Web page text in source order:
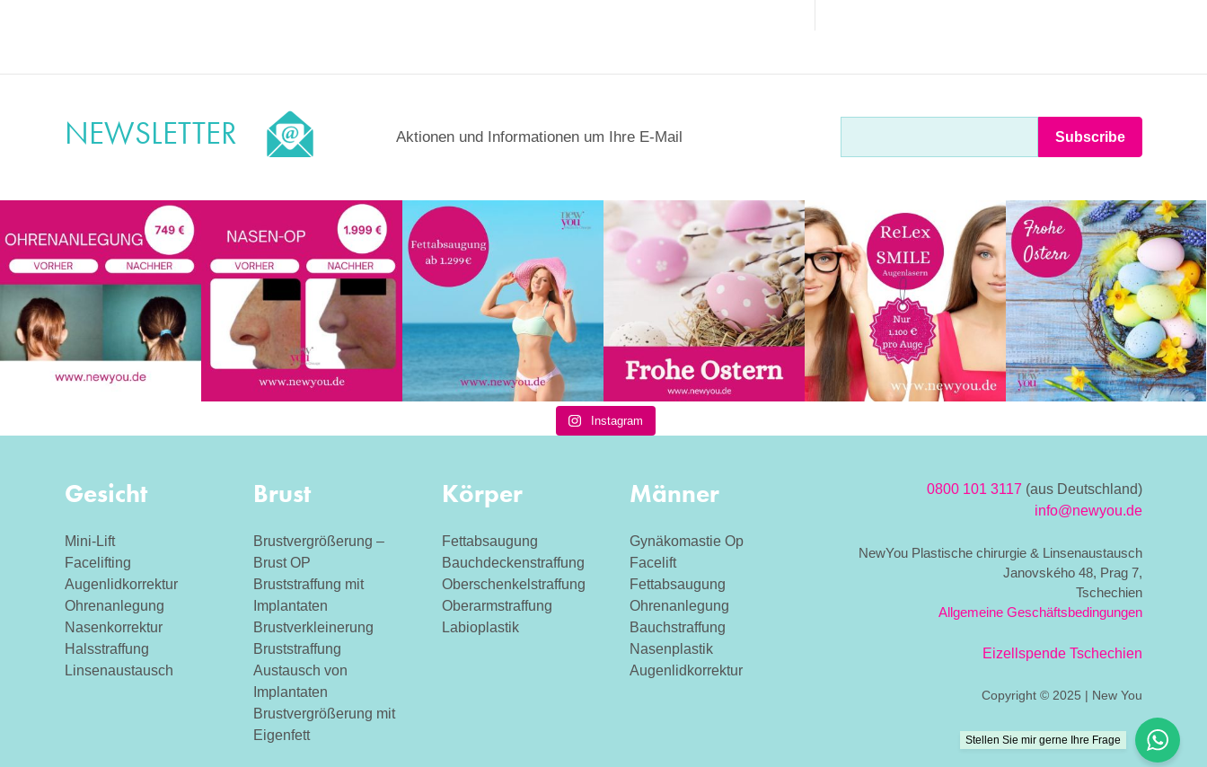
NEWSLETTER Aktionen und Informationen um Ihre E-Mail
Instagram
Gesicht
Mini-Lift
Facelifting
Augenlidkorrektur
Ohrenanlegung
Nasenkorrektur
Halsstraffung
Linsenaustausch
Brust
Brustvergrößerung –
Brust OP
Bruststraffung mit
Implantaten
Brustverkleinerung
Bruststraffung
Austausch von
Implantaten
Brustvergrößerung mit
Eigenfett
Körper
Fettabsaugung
Bauchdeckenstraffung
Oberschenkelstraffung
Oberarmstraffung
Labioplastik
Männer
Gynäkomastie Op
Facelift
Fettabsaugung
Ohrenanlegung
Bauchstraffung
Nasenplastik
Augenlidkorrektur
0800 101 3117 (aus Deutschland)
info@newyou.de
NewYou Plastische chirurgie & Linsenaustausch
Janovského 48, Prag 7,
Tschechien
Allgemeine Geschäftsbedingungen
Eizellspende Tschechien
Copyright © 2025 | New You
Stellen Sie mir gerne Ihre Frage